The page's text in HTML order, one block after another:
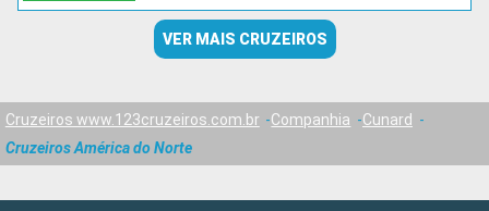
VER MAIS CRUZEIROS
Cruzeiros www.123cruzeiros.com.br Companhia
Cunard
Cruzeiros América do Norte